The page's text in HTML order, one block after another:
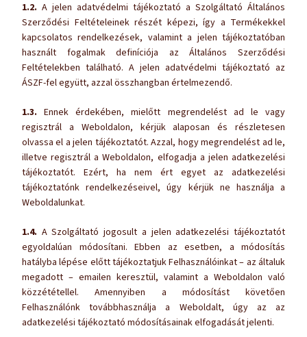
1.2. A jelen adatvédelmi tájékoztató a Szolgáltató Általános
Szerződési Feltételeinek részét képezi, így a Termékekkel
kapcsolatos rendelkezések, valamint a jelen tájékoztatóban
használt fogalmak definíciója az Általános Szerződési
Feltételekben található. A jelen adatvédelmi tájékoztató az
ÁSZF-fel együtt, azzal összhangban értelmezendő.
1.3. Ennek érdekében, mielőtt megrendelést ad le vagy
regisztrál a Weboldalon, kérjük alaposan és részletesen
olvassa el a jelen tájékoztatót. Azzal, hogy megrendelést ad le,
illetve regisztrál a Weboldalon, elfogadja a jelen adatkezelési
tájékoztatót. Ezért, ha nem ért egyet az adatkezelési
tájékoztatónk rendelkezéseivel, úgy kérjük ne használja a
Weboldalunkat.
1.4. A Szolgáltató jogosult a jelen adatkezelési tájékoztatót
egyoldalúan módosítani. Ebben az esetben, a módosítás
hatályba lépése előtt tájékoztatjuk Felhasználóinkat – az általuk
megadott – emailen keresztül, valamint a Weboldalon való
közzététellel. Amennyiben a módosítást követően
Felhasználónk továbbhasználja a Weboldalt, úgy az az
adatkezelési tájékoztató módosításainak elfogadását jelenti.